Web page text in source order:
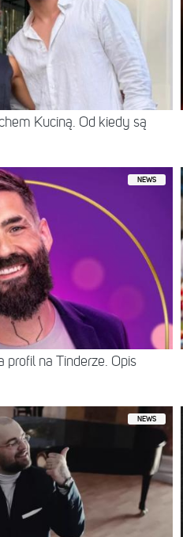
Kuciną. Od kiedy są
NEWS
profil na Tinderze. Opis
NEWS